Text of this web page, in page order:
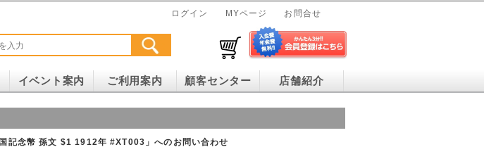
ログイン MYページ お問合せ
イベント案内 ご利用案内 顧客センター 店舗紹介
国記念幣 孫文 $1 1912年 #XT003」へのお問い合わせ